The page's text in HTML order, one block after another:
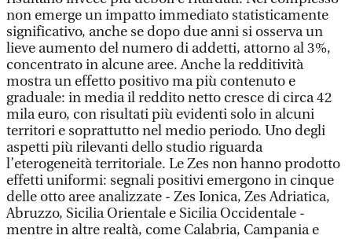
non emerge un impatto immediato statisticamente
significativo, anche se dopo due anni si osserva un
lieve aumento del numero di addetti, attorno al 3%,
concentrato in alcune aree. Anche la redditività
mostra un effetto positivo ma più contenuto e
graduale: in media il reddito netto cresce di circa 42
mila euro, con risultati più evidenti solo in alcuni
territori e soprattutto nel medio periodo. Uno degli
aspetti più rilevanti dello studio riguarda
l’eterogeneità territoriale. Le Zes non hanno prodotto
effetti uniformi: segnali positivi emergono in cinque
delle otto aree analizzate - Zes Ionica, Zes Adriatica,
Abruzzo, Sicilia Orientale e Sicilia Occidentale -
mentre in altre realtà, come Calabria, Campania e